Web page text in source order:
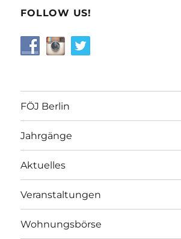
FOLLOW US!
FÖJ Berlin
Jahrgänge
Aktuelles
Veranstaltungen
Wohnungsbörse